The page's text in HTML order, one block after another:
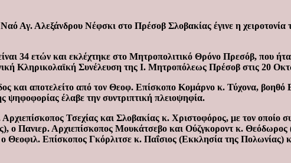
Αγ. Αλεξάνδρου Νέφσκι στο Πρέσοβ Σλοβακίας έγινε η
34 ετών και εκλέχτηκε στο Μητροπολιτικό Θρόνο Πρεσόβ, που
Κληρικολαϊκή Συνέλευση της Ι. Μητροπόλεως Πρέσοβ στις 20
και αποτελείτο από τον Θεοφ. Επίσκοπο Κομάρνο κ. Τύχονα,
ψηφοφορίας έλαβε την συντριπτική πλειοψηφία.
Τσεχίας και Σλοβακίας κ. Χριστοφόρος, με τον
ο Πανιερ. Αρχιεπίσκοπος Μουκάτσεβο και Ούζγκοροντ κ.
Επίσκοπος Γκόρλιτσε κ. Παΐσιος (Εκκλησία της Πολωνίας)